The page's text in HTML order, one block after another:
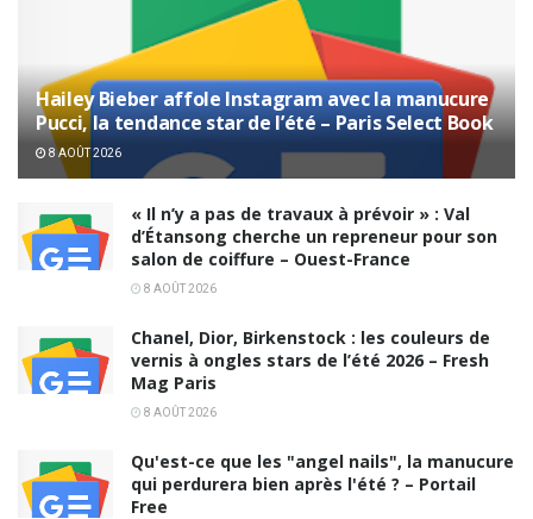
Hailey Bieber affole Instagram avec la manucure
Pucci, la tendance star de l’été – Paris Select Book
8 AOÛT 2026
« Il n’y a pas de travaux à prévoir » : Val
d’Étansong cherche un repreneur pour son
salon de coiffure – Ouest-France
8 AOÛT 2026
Chanel, Dior, Birkenstock : les couleurs de
vernis à ongles stars de l’été 2026 – Fresh
Mag Paris
8 AOÛT 2026
Qu'est-ce que les "angel nails", la manucure
qui perdurera bien après l'été ? – Portail
Free